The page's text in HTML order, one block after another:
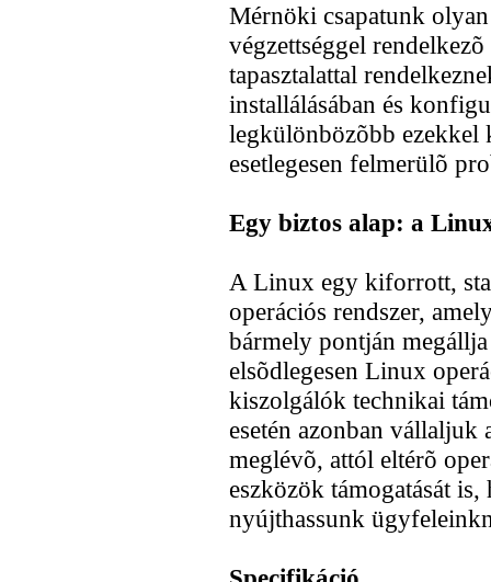
Mérnöki csapatunk
végzettséggel
tapasztalattal
installálásában és
legkülönbözõbb ezekkel
esetlegesen felmerülõ
Egy biztos alap: a
A Linux egy kiforrott,
operációs rendszer,
bármely pontján
elsõdlegesen Linux
kiszolgálók technikai
esetén azonban
meglévõ, attól eltérõ
eszközök támogatását
nyújthassunk